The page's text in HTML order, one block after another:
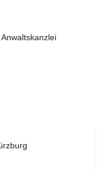
Anwaltskanzlei